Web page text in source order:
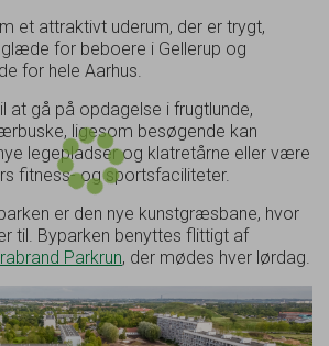
et attraktivt uderum, der er trygt,
for beboere i Gellerup og
for hele Aarhus.
at gå på opdagelse i frugtlunde,
ligesom besøgende kan
legepladser og klatretårne eller være
fitness- og sportsfaciliteter.
er den nye kunstgræsbane, hvor
til. Byparken benyttes flittigt af
Parkrun, der mødes hver lørdag.